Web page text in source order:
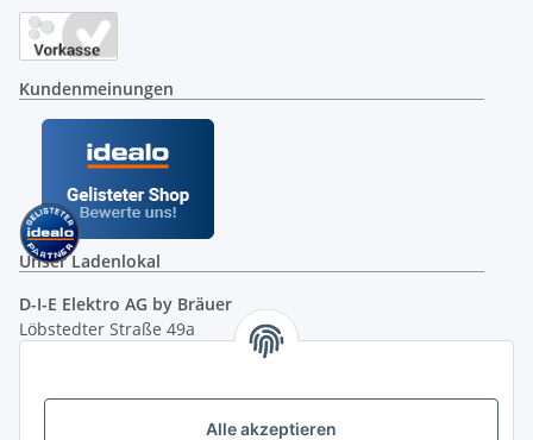
Alle akzeptieren
Kundenmeinungen
Unser Ladenlokal
D-I-E Elektro AG by Bräuer
Löbstedter Straße 49a
( siehe Google-Maps )
Öffnungszeiten:
10.00 - 18.00 Uhr